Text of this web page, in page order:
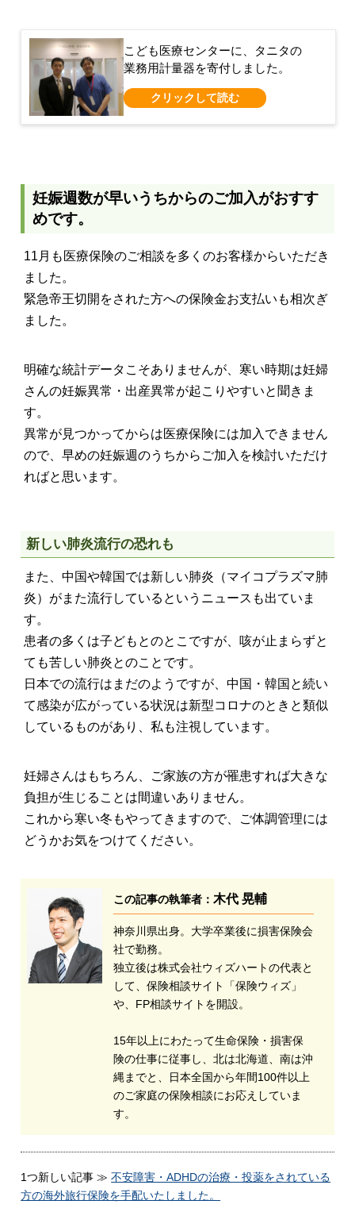
こども医療センターに、タニタの
業務用計量器を寄付しました。
妊娠週数が早いうちからのご加入がおすす
めです。
11月も医療保険のご相談を多くのお客様からいただき
ました。
緊急帝王切開をされた方への保険金お支払いも相次ぎ
ました。
明確な統計データこそありませんが、寒い時期は妊婦
さんの妊娠異常・出産異常が起こりやすいと聞きま
す。
異常が見つかってからは医療保険には加入できません
ので、早めの妊娠週のうちからご加入を検討いただけ
ればと思います。
新しい肺炎流行の恐れも
また、中国や韓国では新しい肺炎（マイコプラズマ肺
炎）がまた流行しているというニュースも出ていま
す。
患者の多くは子どもとのとこですが、咳が止まらずと
ても苦しい肺炎とのことです。
日本での流行はまだのようですが、中国・韓国と続い
て感染が広がっている状況は新型コロナのときと類似
しているものがあり、私も注視しています。
妊婦さんはもちろん、ご家族の方が罹患すれば大きな
負担が生じることは間違いありません。
これから寒い冬もやってきますので、ご体調管理には
どうかお気をつけてください。
この記事の執筆者：木代 晃輔
神奈川県出身。大学卒業後に損害保険会
社で勤務。
独立後は株式会社ウィズハートの代表と
して、保険相談サイト「保険ウィズ」
や、FP相談サイトを開設。
15年以上にわたって生命保険・損害保
険の仕事に従事し、北は北海道、南は沖
縄までと、日本全国から年間100件以上
のご家庭の保険相談にお応えしていま
す。
1つ新しい記事 ≫不安障害・ADHDの治療・投薬をされている
方の海外旅行保険を手配いたしました。